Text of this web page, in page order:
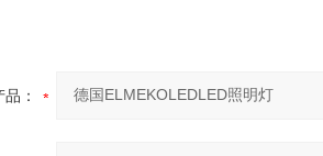
品：